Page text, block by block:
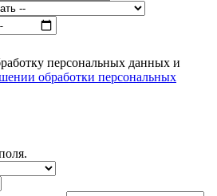
персональных данных и
обработки персональных